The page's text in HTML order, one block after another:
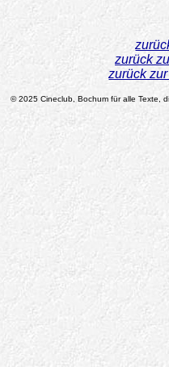
zurück
zurück
© 2025 Cineclub, Bochum für alle Texte,